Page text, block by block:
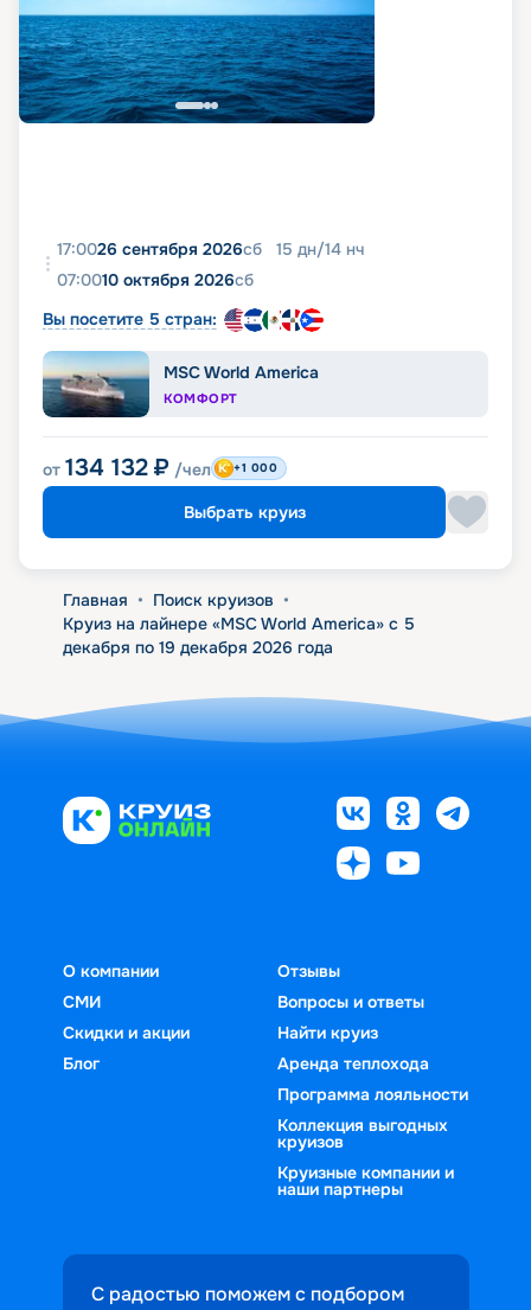
17:0026 сентября 2026сб 15 дн/14 нч
07:0010 октября 2026сб
Вы посетите 5 стран:
MSC World America
КОМФОРТ
от 134 132 ₽ /чел +1 000
Выбрать круиз
Главная • Поиск круизов •
Круиз на лайнере «MSC World America» с 5
декабря по 19 декабря 2026 года
О компании
СМИ
Скидки и акции
Блог
Отзывы
Вопросы и ответы
Найти круиз
Аренда теплохода
Программа лояльности
Коллекция выгодных
круизов
Круизные компании и
наши партнеры
С радостью поможем с подбором